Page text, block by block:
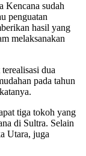
Kencana sudah
penguatan
hasil yang
melaksanakan
dua
pada tahun
tiga tokoh yang
di Sultra. Selain
Utara, juga